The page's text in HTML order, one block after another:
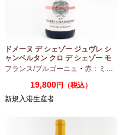
ドメーヌ デ シェゾー ジュヴレ シ
ャンベルタン クロ デ シェゾー モ
ノポール 2023 750ml
フランス/ブルゴーニュ ・ 赤：ミディアムボディ
19,800円（税込）
新規入港生産者